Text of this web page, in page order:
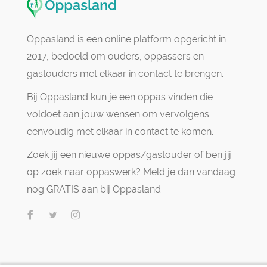
Oppasland is een online platform opgericht in
2017, bedoeld om ouders, oppassers en
gastouders met elkaar in contact te brengen.
Bij Oppasland kun je een oppas vinden die
voldoet aan jouw wensen om vervolgens
eenvoudig met elkaar in contact te komen.
Zoek jij een nieuwe oppas/gastouder of ben jij
op zoek naar oppaswerk? Meld je dan vandaag
nog GRATIS aan bij Oppasland.